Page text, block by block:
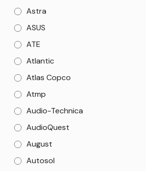
Astra
ASUS
ATE
Atlantic
Atlas Copco
Atmp
Audio-Technica
AudioQuest
August
Autosol